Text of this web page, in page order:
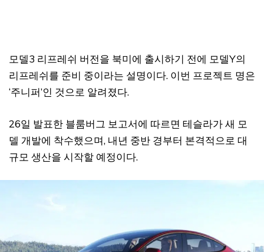
모델3 리프레쉬 버전을 북미에 출시하기 전에 모델Y의
리프레쉬를 준비 중이라는 설명이다. 이번 프로젝트 명은
‘주니퍼’인 것으로 알려졌다.
26일 발표한 블룸버그 보고서에 따르면 테슬라가 새 모
델 개발에 착수했으며, 내년 중반 경부터 본격적으로 대
규모 생산을 시작할 예정이다.